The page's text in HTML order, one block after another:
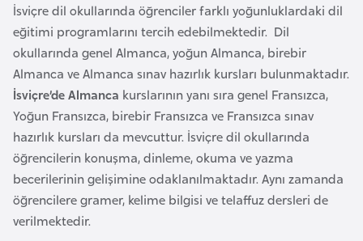
İsviçre dil okullarında öğrenciler farklı yoğunluklardaki dil
eğitimi programlarını tercih edebilmektedir. Dil
okullarında genel Almanca, yoğun Almanca, birebir
Almanca ve Almanca sınav hazırlık kursları bulunmaktadır.
İsviçre’de Almanca kurslarının yanı sıra genel Fransızca,
Yoğun Fransızca, birebir Fransızca ve Fransızca sınav
hazırlık kursları da mevcuttur. İsviçre dil okullarında
öğrencilerin konuşma, dinleme, okuma ve yazma
becerilerinin gelişimine odaklanılmaktadır. Aynı zamanda
öğrencilere gramer, kelime bilgisi ve telaffuz dersleri de
verilmektedir.
e
n
i
n
B
o
s
n
a
H